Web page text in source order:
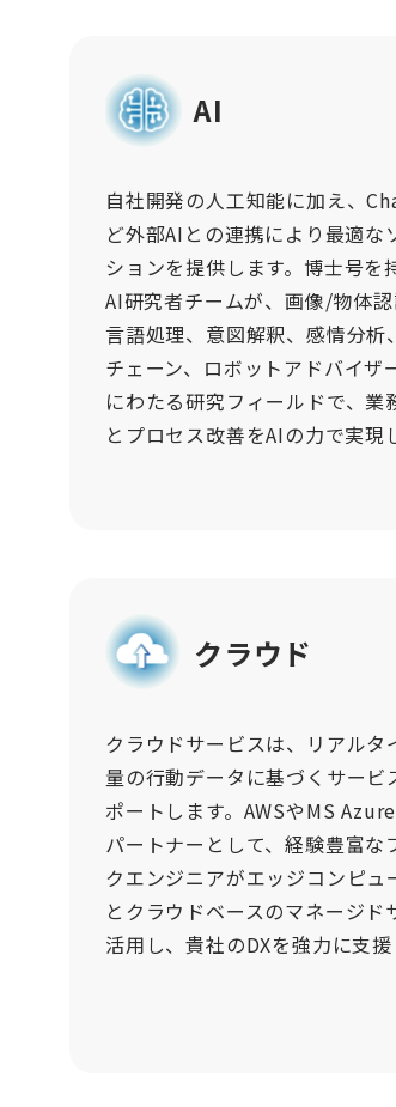
AI
自社開発の人工知能に加え、
ど外部AIとの連携により最適な
ションを提供します。博士号を
AI研究者チームが、画像/物体
言語処理、意図解釈、感情分析
チェーン、ロボットアドバイザ
にわたる研究フィールドで、業
とプロセス改善をAIの力で実現
クラウド
クラウドサービスは、リアルタ
量の行動データに基づくサービ
ポートします。AWSやMS
パートナーとして、経験豊富な
クエンジニアがエッジコンピュ
とクラウドベースのマネージド
活用し、貴社のDXを強力に支援